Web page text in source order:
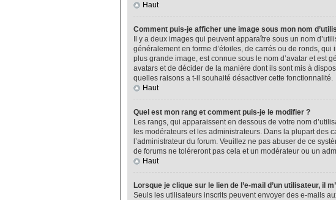
Haut
Comment puis-je afficher une image sous mon nom
Il y a deux images qui peuvent apparaître sous un nom
généralement en forme d’étoiles, de carrés ou de ronds,
plus grande image, est connue sous le nom d’avatar et est
avatars et de décider de la manière dont ils sont mis à
quelles raisons a t-il souhaité désactiver cette fonctionnalité.
Haut
Quel est mon rang et comment puis-je le modifier ?
Les rangs, qui apparaissent en dessous de votre nom
les modérateurs et les administrateurs. Dans la plupart des
l’administrateur du forum. Veuillez ne pas abuser de ce
de forums ne toléreront pas cela et un modérateur ou un
Haut
Lorsque je clique sur le lien de l’e-mail d’un utilisateur, il
Seuls les utilisateurs inscrits peuvent envoyer des e-mails